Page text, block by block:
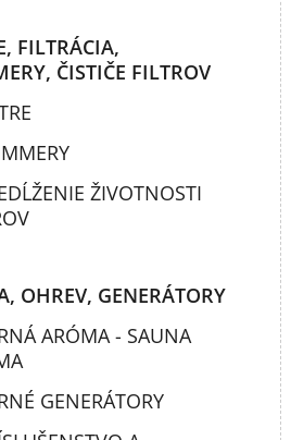
FILTRÁCIA,
ČISTIČE FILTROV
ŽIVOTNOSTI
OHREV, GENERÁTORY
ARÓMA - SAUNA
GENERÁTORY